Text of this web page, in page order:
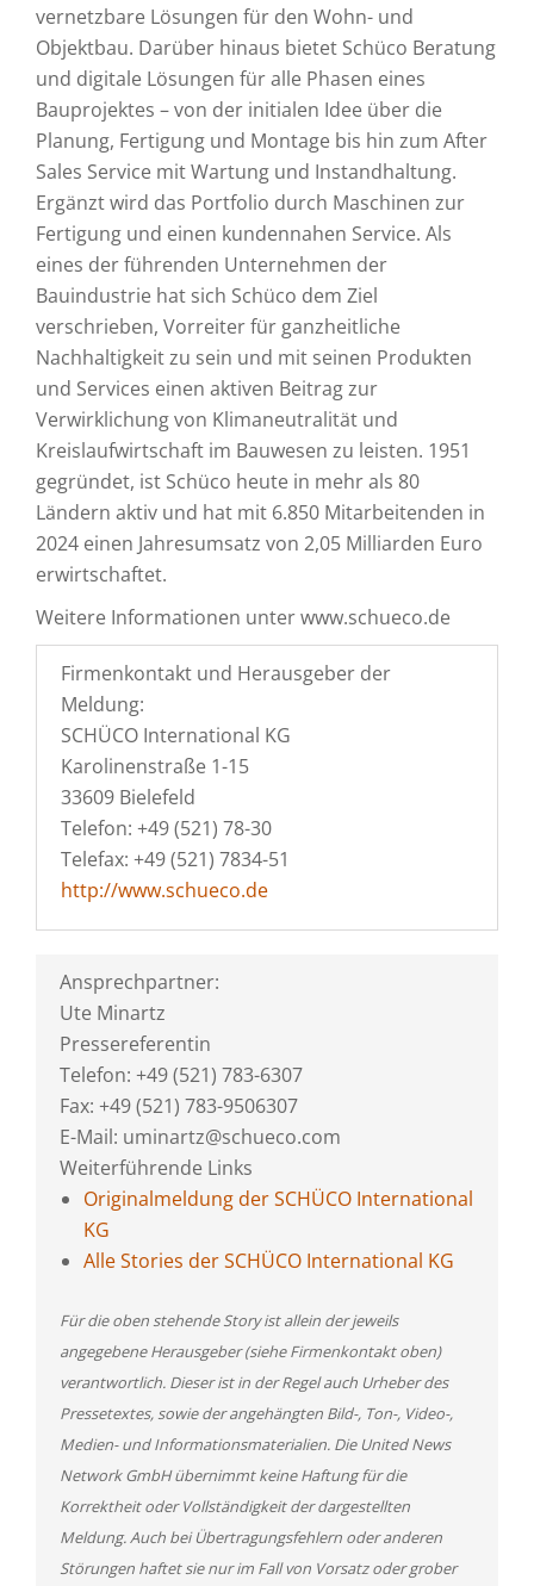
vernetzbare Lösungen für den Wohn- und
Objektbau. Darüber hinaus bietet Schüco Beratung
und digitale Lösungen für alle Phasen eines
Bauprojektes – von der initialen Idee über die
Planung, Fertigung und Montage bis hin zum After
Sales Service mit Wartung und Instandhaltung.
Ergänzt wird das Portfolio durch Maschinen zur
Fertigung und einen kundennahen Service. Als
eines der führenden Unternehmen der
Bauindustrie hat sich Schüco dem Ziel
verschrieben, Vorreiter für ganzheitliche
Nachhaltigkeit zu sein und mit seinen Produkten
und Services einen aktiven Beitrag zur
Verwirklichung von Klimaneutralität und
Kreislaufwirtschaft im Bauwesen zu leisten. 1951
gegründet, ist Schüco heute in mehr als 80
Ländern aktiv und hat mit 6.850 Mitarbeitenden in
2024 einen Jahresumsatz von 2,05 Milliarden Euro
erwirtschaftet.
Weitere Informationen unter www.schueco.de
Firmenkontakt und Herausgeber der
Meldung:
SCHÜCO International KG
Karolinenstraße 1-15
33609 Bielefeld
Telefon: +49 (521) 78-30
Telefax: +49 (521) 7834-51
http://www.schueco.de
Ansprechpartner:
Ute Minartz
Pressereferentin
Telefon: +49 (521) 783-6307
Fax: +49 (521) 783-9506307
E-Mail: uminartz@schueco.com
Weiterführende Links
Originalmeldung der SCHÜCO International
KG
Alle Stories der SCHÜCO International KG
Für die oben stehende Story ist allein der jeweils
angegebene Herausgeber (siehe Firmenkontakt oben)
verantwortlich. Dieser ist in der Regel auch Urheber des
Pressetextes, sowie der angehängten Bild-, Ton-, Video-,
Medien- und Informationsmaterialien. Die United News
Network GmbH übernimmt keine Haftung für die
Korrektheit oder Vollständigkeit der dargestellten
Meldung. Auch bei Übertragungsfehlern oder anderen
Störungen haftet sie nur im Fall von Vorsatz oder grober